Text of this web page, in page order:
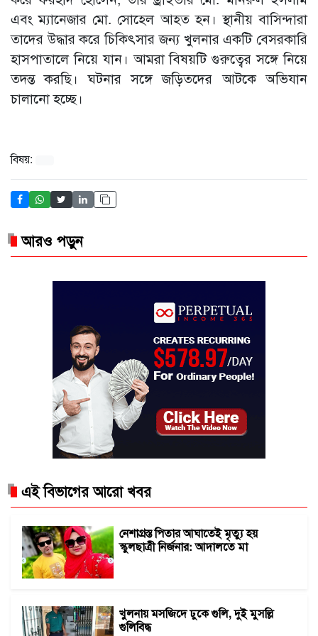
এবং ম্যানেজার মো. সোহেল আহত হন। স্থানীয় বাসিন্দারা
তাদের উদ্ধার করে চিকিৎসার জন্য খুলনার একটি বেসরকারি
হাসপাতালে নিয়ে যান। আমরা বিষয়টি গুরুত্বের সঙ্গে নিয়ে
তদন্ত করছি। ঘটনার সঙ্গে জড়িতদের আটকে অভিযান
চালানো হচ্ছে।
বিষয়:
আরও পড়ুন
এই বিভাগের আরো খবর
নেশাগ্রস্ত পিতার আঘাতেই মৃত্যু হয়
স্কুলছাত্রী নির্জনার: আদালতে মা
খুলনায় মসজিদে ঢুকে গুলি, দুই মুসল্লি
গুলিবিদ্ধ